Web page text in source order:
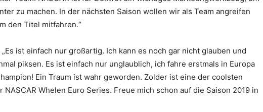
zu machen. In der nächsten Saison wollen wir als Team angreifen
den Titel mitfahren.“
„Es ist einfach nur großartig. Ich kann es noch gar nicht glauben und
piksen. Es ist einfach nur unglaublich, ich fahre erstmals in Europa
Ein Traum ist wahr geworden. Zolder ist eine der coolsten
NASCAR Whelen Euro Series. Freue mich schon auf die Saison 2019 in